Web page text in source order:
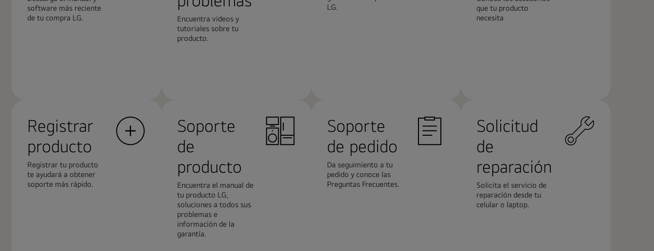
software más reciente
de tu compra LG.
Encuentra videos y
tutoriales sobre tu
producto.
LG.
que tu producto
necesita
Registrar
producto
Registrar tu producto
te ayudará a obtener
soporte más rápido.
Soporte
de
producto
Encuentra el manual de
tu producto LG,
soluciones a todos sus
problemas e
información de la
garantía.
Soporte
de pedido
Da seguimiento a tu
pedido y conoce las
Preguntas Frecuentes.
Solicitud
de
reparación
Solicita el servicio de
reparación desde tu
celular o laptop.